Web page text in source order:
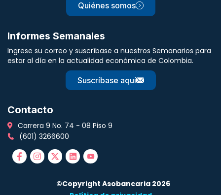
Quiénes somos
Informes Semanales
Ingrese su correo y suscríbase a nuestros Semanarios para
estar al día en la actualidad económica de Colombia.
Suscríbase aquí
Contacto
Carrera 9 No. 74 - 08 Piso 9
(601) 3266600
©Copyright Asobancaria 2026